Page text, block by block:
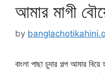
আমার মাগী
by
বাংলা পাছা চুদার গল্প আমার